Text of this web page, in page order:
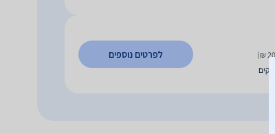
לפרטים נוספים